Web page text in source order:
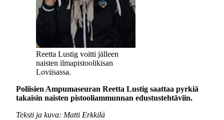
Reetta Lustig voitti jälleen
naisten ilmapistoolikisan
Loviisassa.
Poliisien Ampumaseuran Reetta Lustig saattaa pyrkiä
takaisin naisten pistooliammunnan edustustehtäviin.
Teksti ja kuva: Matti Erkkilä